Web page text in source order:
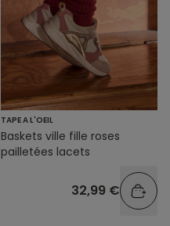
TAPE A L'OEIL
Baskets ville fille roses
pailletées lacets
32,99 €